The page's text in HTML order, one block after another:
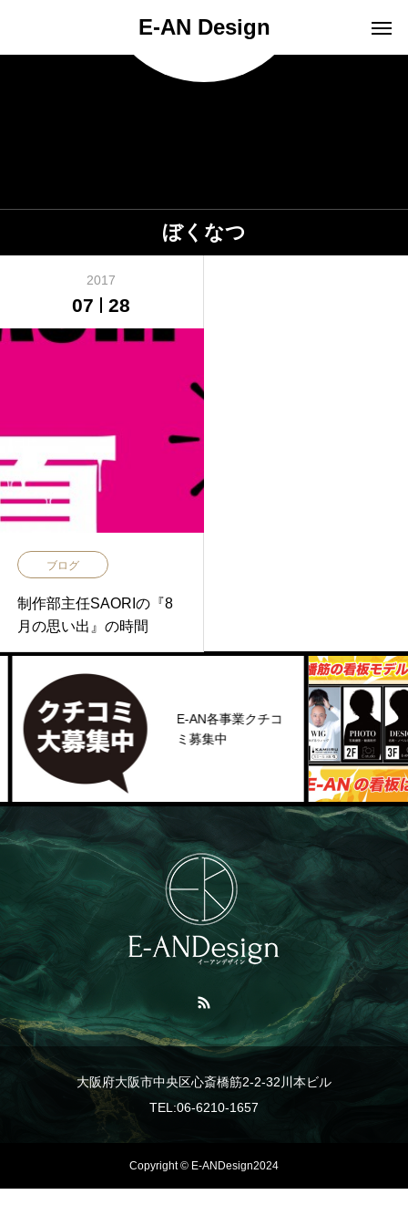
E-AN Design
ぼくなつ
2017
07 28
ブログ
制作部主任SAORIの『8
月の思い出』の時間
E-AN各事業クチコ
ミ募集中
大阪府大阪市中央区心斎橋筋2-2-32川本ビル
TEL:06-6210-1657
Copyright © E-ANDesign2024